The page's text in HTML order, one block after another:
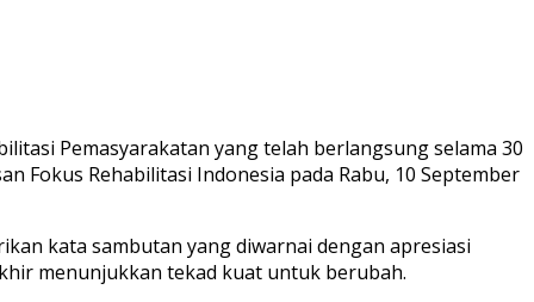
Pemasyarakatan yang telah berlangsung selama 30
Fokus Rehabilitasi Indonesia pada Rabu, 10 September
kata sambutan yang diwarnai dengan apresiasi
menunjukkan tekad kuat untuk berubah.